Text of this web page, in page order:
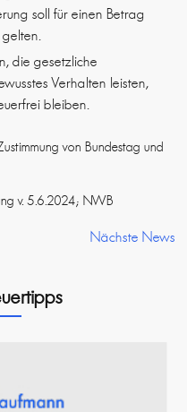
soll für einen Betrag
gelten.
die gesetzliche
Verhalten leisten,
bleiben.
von Bundestag und
v. 5.6.2024; NWB
Nächste News